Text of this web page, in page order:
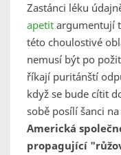
Zastánci léku
apetit argumentují
této choulostivé
nemusí být po
říkají puritánští
když se bude cítit
sobě posílí šanci
Americká
propagující